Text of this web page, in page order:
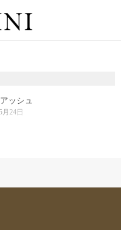
ッシュ
月24日